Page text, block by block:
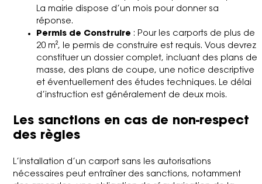
La mairie dispose d’un mois pour donner sa
réponse.
Permis de Construire : Pour les carports de plus de
20 m², le permis de construire est requis. Vous devrez
constituer un dossier complet, incluant des plans de
masse, des plans de coupe, une notice descriptive
et éventuellement des études techniques. Le délai
d’instruction est généralement de deux mois.
Les sanctions en cas de non-respect
des règles
L’installation d’un carport sans les autorisations
nécessaires peut entraîner des sanctions, notamment